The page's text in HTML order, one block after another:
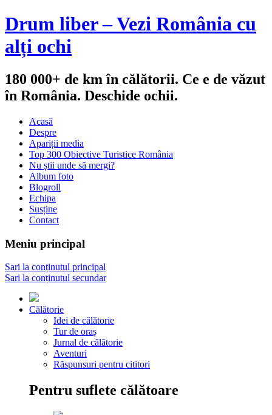
Drum liber – Vezi România cu
alți ochi
180 000+ de km în călătorii. Ce e de văzut
în România. Deschide ochii.
Acasă
Despre
Apariții media
Top 300 Obiective Turistice România
Nu știi unde să mergi?
Album foto
Blogroll
Echipa
Susține
Contact
Meniu principal
Sari la conținutul principal
Sari la conținutul secundar
Călătorie
Idei de călătorie
Tur de oraș
Jurnal de călătorie
Aventuri
Răspunsuri pentru cititori
Pentru suflete călătoare